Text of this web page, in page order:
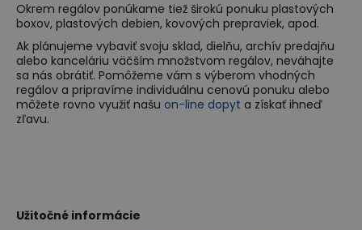
Okrem regálov ponúkame tiež širokú ponuku plastových
boxov, plastových debien, kovových prepraviek, apod.
Ak plánujeme vybaviť svoju sklad, dielňu, archív predajňu
alebo kanceláriu väčším množstvom regálov, neváhajte
sa nás obrátiť. Pomôžeme vám s výberom vhodných
regálov a pripravíme individuálnu cenovú ponuku alebo
môžete rovno využiť našu on-line dopyt a získať ihneď
zľavu.
Užitočné informácie